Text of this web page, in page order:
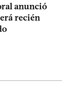
anunció
recién